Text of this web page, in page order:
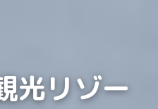
光リゾー